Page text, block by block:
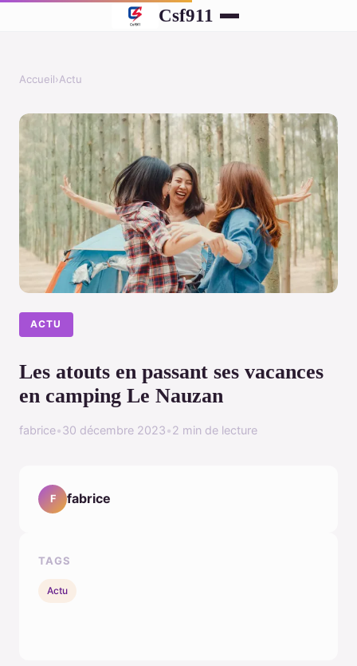
Csf911
Accueil›Actu
ACTU
Les atouts en passant ses vacances
en camping Le Nauzan
fabrice•30 décembre 2023•2 min de lecture
F fabrice
TAGS
Actu